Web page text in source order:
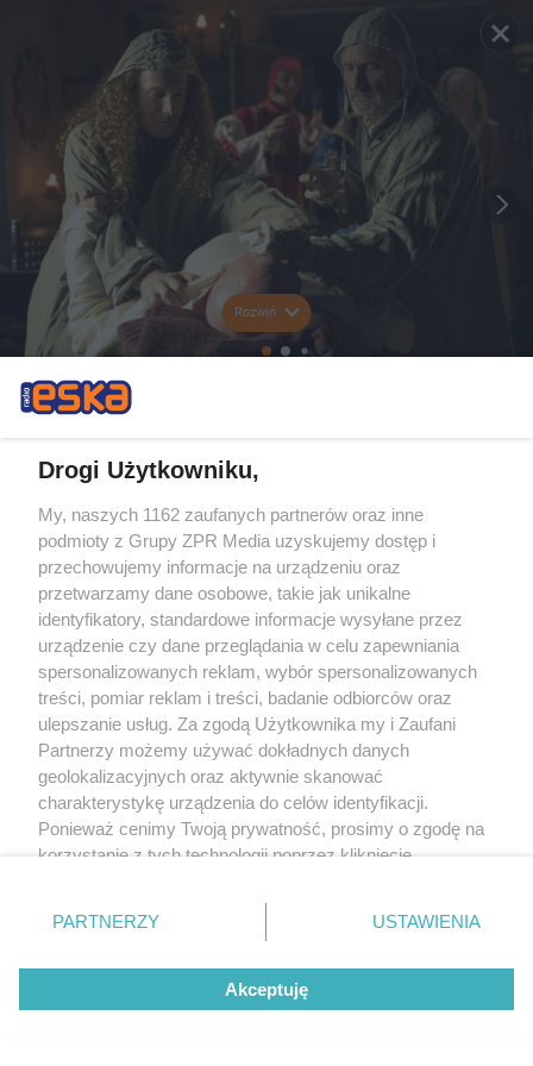
Rozwiń
Drogi Użytkowniku,
My, naszych 1162 zaufanych partnerów oraz inne
podmioty z Grupy ZPR Media uzyskujemy dostęp i
przechowujemy informacje na urządzeniu oraz
przetwarzamy dane osobowe, takie jak unikalne
identyfikatory, standardowe informacje wysyłane przez
urządzenie czy dane przeglądania w celu zapewniania
spersonalizowanych reklam, wybór spersonalizowanych
treści, pomiar reklam i treści, badanie odbiorców oraz
ulepszanie usług. Za zgodą Użytkownika my i Zaufani
Partnerzy możemy używać dokładnych danych
geolokalizacyjnych oraz aktywnie skanować
charakterystykę urządzenia do celów identyfikacji.
Ponieważ cenimy Twoją prywatność, prosimy o zgodę na
korzystanie z tych technologii poprzez kliknięcie
zmienić/wycofać klikając przycisk ustawień prywatności
znajdujący się w lewym dolnym rogu strony
rodzaje przetwarzania danych nie wymagają zgody
użytkownika, ale masz prawo sprzeciwić się takiemu
przetwarzaniu. Preferencje będą miały zastosowanie tylko
PARTNERZY USTAWIENIA
Akceptuję